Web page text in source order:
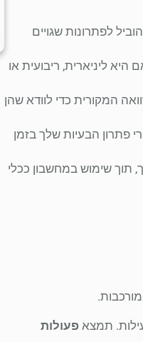
לפתרונות שגויים
ליניארית, ריבועית או
המקורית כדי לוודא שהן
פתרון הבעיות שלך בזמן
תוך שימוש במחשבון ככלי
תמצא פעולות